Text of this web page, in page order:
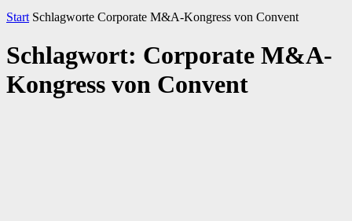
Start Schlagworte Corporate M&A-Kongress von Convent
Schlagwort: Corporate M&A-
Kongress von Convent